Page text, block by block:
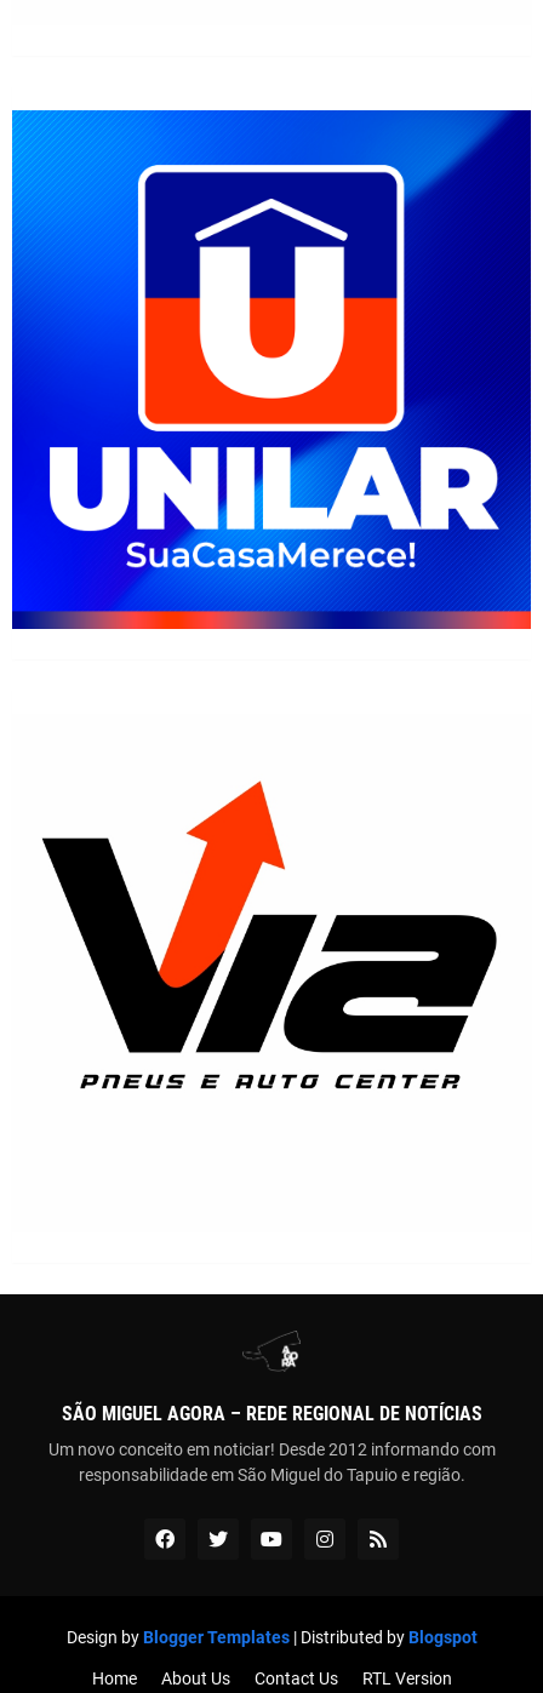
SÃO MIGUEL AGORA – REDE REGIONAL DE NOTÍCIAS
Um novo conceito em noticiar! Desde 2012 informando com
responsabilidade em São Miguel do Tapuio e região.
Design byBlogger Templates| Distributed byBlogspot
Home About Us Contact Us RTL Version